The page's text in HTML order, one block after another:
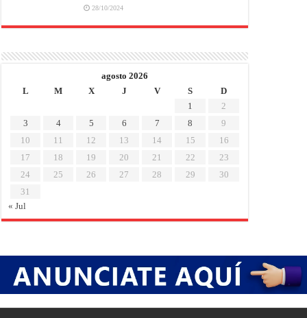
28/10/2024
agosto 2026
L
M X J V S
D
1
2
3
4 5 6 7 8
9
10
11 12 13 14 15
16
17
18 19 20 21 22
23
24
25 26 27 28 29
30
31
« Jul